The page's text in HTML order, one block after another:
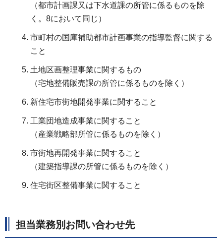
（都市計画課又は下水道課の所管に係るものを除
く。8において同じ）
市町村の国庫補助都市計画事業の指導監督に関する
こと
土地区画整理事業に関するもの
（宅地整備販売課の所管に係るものを除く）
新住宅市街地開発事業に関すること
工業団地造成事業に関すること
（産業戦略部所管に係るものを除く）
市街地再開発事業に関すること
（建築指導課の所管に係るものを除く）
住宅街区整備事業に関すること
担当業務別お問い合わせ先